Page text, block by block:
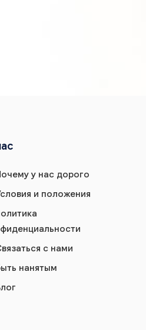
у нас дорого
и положения
с нами
нанятым